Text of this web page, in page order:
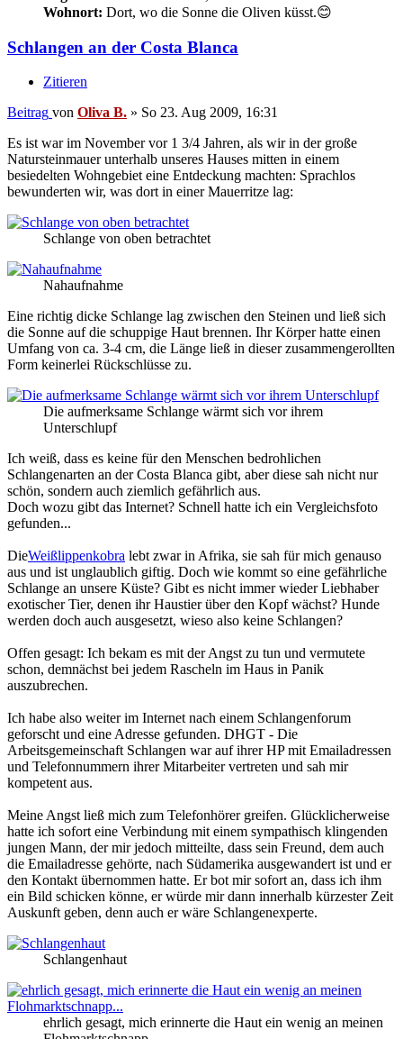
Wohnort: Dort, wo die Sonne die Oliven küsst.😊
Schlangen an der Costa Blanca
Zitieren
Beitrag von Oliva B. » So 23. Aug 2009, 16:31
Es ist war im November vor 1 3/4 Jahren, als wir in der große
Natursteinmauer unterhalb unseres Hauses mitten in einem
besiedelten Wohngebiet eine Entdeckung machten: Sprachlos
bewunderten wir, was dort in einer Mauerritze lag:
Schlange von oben betrachtet
Nahaufnahme
Eine richtig dicke Schlange lag zwischen den Steinen und ließ sich
die Sonne auf die schuppige Haut brennen. Ihr Körper hatte einen
Umfang von ca. 3-4 cm, die Länge ließ in dieser zusammengerollten
Form keinerlei Rückschlüsse zu.
Die aufmerksame Schlange wärmt sich vor ihrem
Unterschlupf
Ich weiß, dass es keine für den Menschen bedrohlichen
Schlangenarten an der Costa Blanca gibt, aber diese sah nicht nur
schön, sondern auch ziemlich gefährlich aus.
Doch wozu gibt das Internet? Schnell hatte ich ein Vergleichsfoto
gefunden...
DieWeißlippenkobra lebt zwar in Afrika, sie sah für mich genauso
aus und ist unglaublich giftig. Doch wie kommt so eine gefährliche
Schlange an unsere Küste? Gibt es nicht immer wieder Liebhaber
exotischer Tier, denen ihr Haustier über den Kopf wächst? Hunde
werden doch auch ausgesetzt, wieso also keine Schlangen?
Offen gesagt: Ich bekam es mit der Angst zu tun und vermutete
schon, demnächst bei jedem Rascheln im Haus in Panik
auszubrechen.
Ich habe also weiter im Internet nach einem Schlangenforum
geforscht und eine Adresse gefunden. DHGT - Die
Arbeitsgemeinschaft Schlangen war auf ihrer HP mit Emailadressen
und Telefonnummern ihrer Mitarbeiter vertreten und sah mir
kompetent aus.
Meine Angst ließ mich zum Telefonhörer greifen. Glücklicherweise
hatte ich sofort eine Verbindung mit einem sympathisch klingenden
jungen Mann, der mir jedoch mitteilte, dass sein Freund, dem auch
die Emailadresse gehörte, nach Südamerika ausgewandert ist und er
den Kontakt übernommen hatte. Er bot mir sofort an, dass ich ihm
ein Bild schicken könne, er würde mir dann innerhalb kürzester Zeit
Auskunft geben, denn auch er wäre Schlangenexperte.
Schlangenhaut
ehrlich gesagt, mich erinnerte die Haut ein wenig an meinen